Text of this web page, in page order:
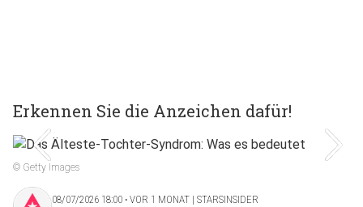
Erkennen Sie die Anzeichen dafür!
© Getty Images
08/07/2026 18:00 ‧ VOR 1 MONAT | STARSINSIDER